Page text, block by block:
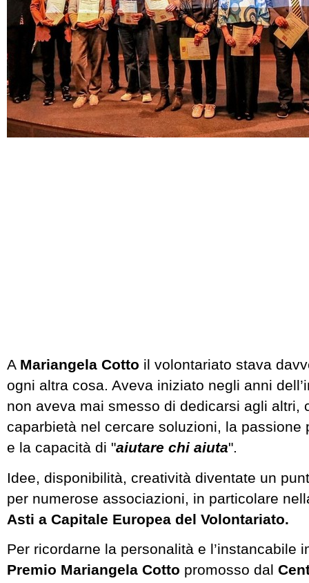
A Mariangela Cotto il volontariato stava
ogni altra cosa. Aveva iniziato negli anni
non aveva mai smesso di dedicarsi agli altri,
caparbietà nel cercare soluzioni, la passione
e la capacità di "aiutare chi aiuta".
Idee, disponibilità, creatività diventate un
per numerose associazioni, in particolare
Asti a Capitale Europea del Volontariato.
Per ricordarne la personalità e l’instancabile
Premio Mariangela Cotto promosso dal